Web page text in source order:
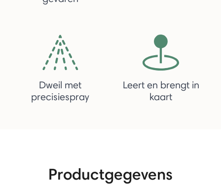
Dweil met
precisiespray
Leert en brengt in
kaart
Productgegevens